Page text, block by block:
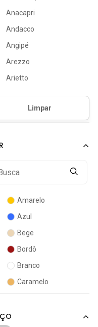
Anacapri
Andacco
Angipé
Arezzo
Arietto
Azaleia
Bebecê
Bottero
Amarelo
Azul
Bege
Bordô
Branco
Caramelo